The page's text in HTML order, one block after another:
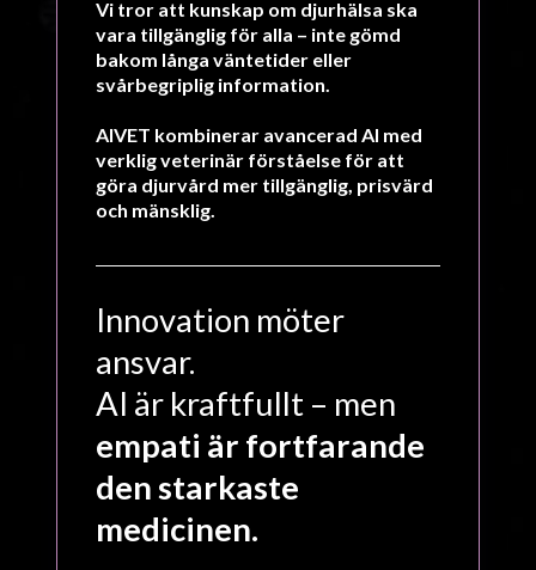
Vi tror att kunskap om djurhälsa ska
vara tillgänglig för alla – inte gömd
bakom långa väntetider eller
svårbegriplig information.
AIVET kombinerar avancerad AI med
verklig veterinär förståelse för att
göra djurvård mer tillgänglig, prisvärd
och mänsklig.
Innovation möter
ansvar.
AI är kraftfullt – men
empati är fortfarande
den starkaste
medicinen.